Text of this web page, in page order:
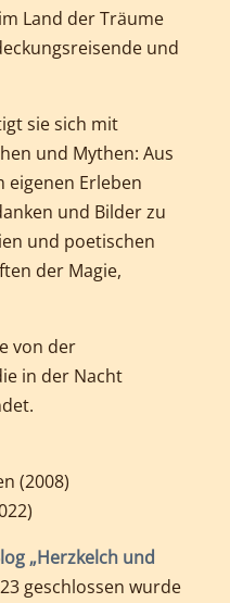
Land der Träume
und
sie sich mit
und Mythen: Aus
eigenen Erleben
und Bilder zu
und poetischen
der Magie,
von der
in der Nacht
(2008)
„Herzkelch und
geschlossen wurde